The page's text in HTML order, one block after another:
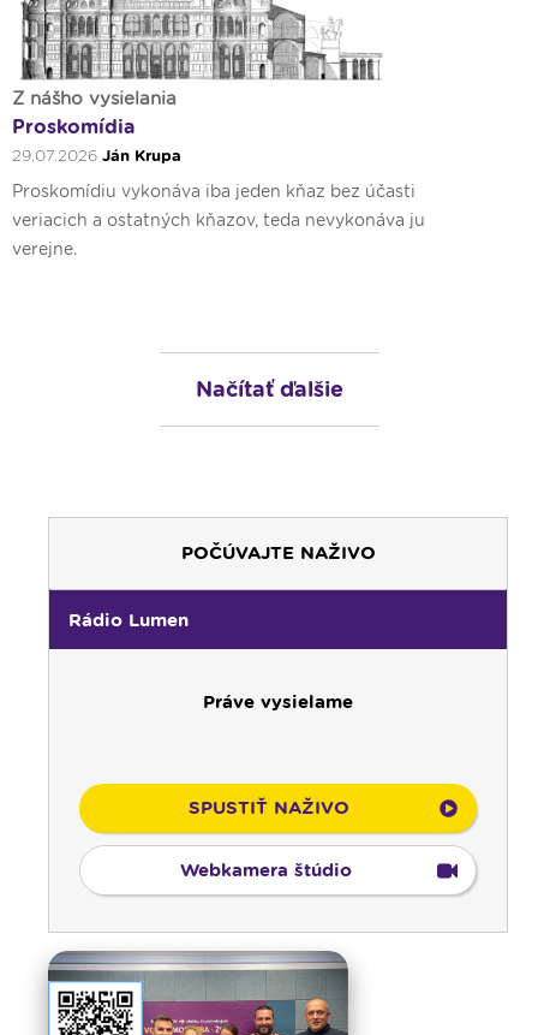
Z nášho vysielania
Proskomídia
29.07.2026 Ján Krupa
Proskomídiu vykonáva iba jeden kňaz bez účasti
veriacich a ostatných kňazov, teda nevykonáva ju
verejne.
Načítať ďalšie
POČÚVAJTE NAŽIVO
Rádio Lumen
Práve vysielame
SPUSTIŤ NAŽIVO
Webkamera štúdio